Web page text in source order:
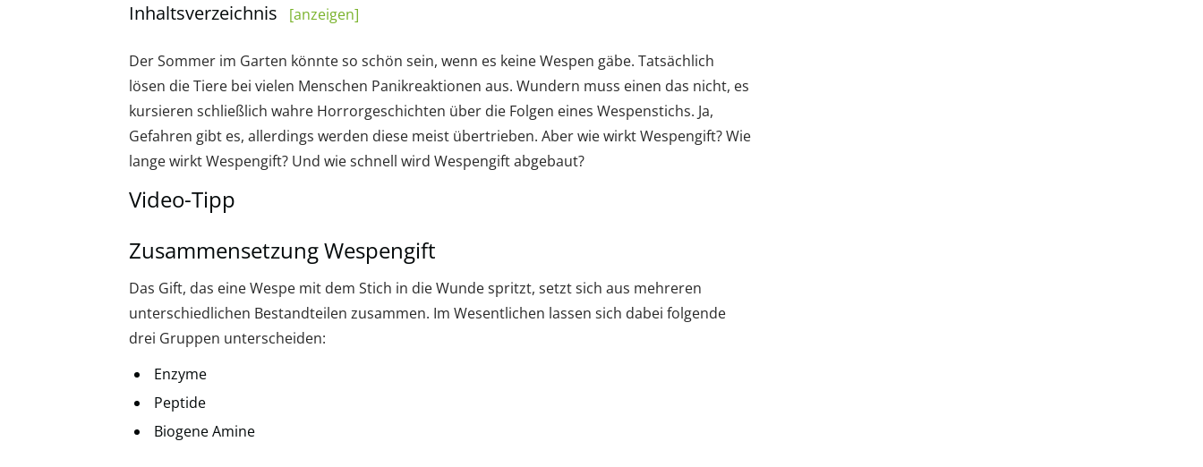
Inhaltsverzeichnis [anzeigen]
Der Sommer im Garten könnte so schön sein, wenn es keine Wespen gäbe. Tatsächlich
lösen die Tiere bei vielen Menschen Panikreaktionen aus. Wundern muss einen das nicht, es
kursieren schließlich wahre Horrorgeschichten über die Folgen eines Wespenstichs. Ja,
Gefahren gibt es, allerdings werden diese meist übertrieben. Aber wie wirkt Wespengift? Wie
lange wirkt Wespengift? Und wie schnell wird Wespengift abgebaut?
Video-Tipp
Zusammensetzung Wespengift
Das Gift, das eine Wespe mit dem Stich in die Wunde spritzt, setzt sich aus mehreren
unterschiedlichen Bestandteilen zusammen. Im Wesentlichen lassen sich dabei folgende
drei Gruppen unterscheiden:
Enzyme
Peptide
Biogene Amine